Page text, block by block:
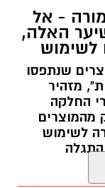
להשכלה
קהל.
- אל
האלה,
לשימוש
שנתפסו
מזהיר
החלקה
מהמוצרים
לשימוש